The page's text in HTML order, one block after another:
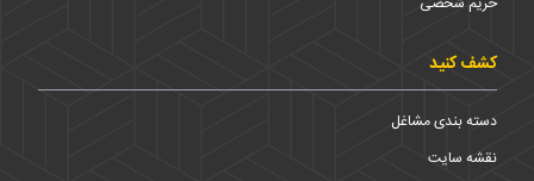
کشف کنید
دسته بندی مشاغل
نقشه سایت